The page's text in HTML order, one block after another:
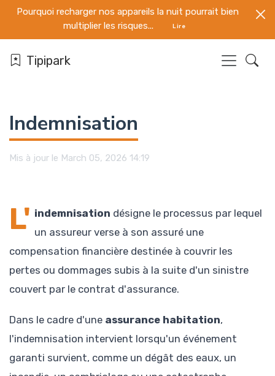
Pourquoi recharger nos appareils la nuit pourrait bien
multiplier les risques...
Lire
Tipipark
Indemnisation
Mis à jour le March 05, 2026 14:19
L' indemnisation désigne le processus par lequel
un assureur verse à son assuré une
compensation financière destinée à couvrir les
pertes ou dommages subis à la suite d'un sinistre
couvert par le contrat d'assurance.
Dans le cadre d'une assurance habitation,
l'indemnisation intervient lorsqu'un événement
garanti survient, comme un dégât des eaux, un